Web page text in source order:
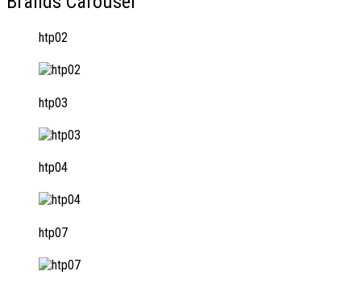
htp02
htp03
htp04
htp07